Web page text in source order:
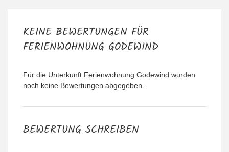
KEINE BEWERTUNGEN FÜR
FERIENWOHNUNG GODEWIND
Für die Unterkunft Ferienwohnung Godewind wurden
noch keine Bewertungen abgegeben.
BEWERTUNG SCHREIBEN